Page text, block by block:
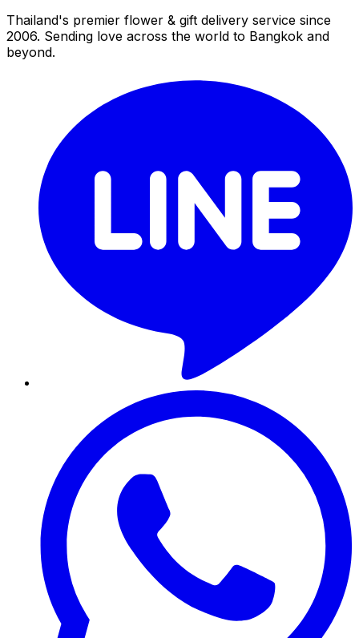
Thailand's premier flower & gift delivery service since
2006. Sending love across the world to Bangkok and
beyond.